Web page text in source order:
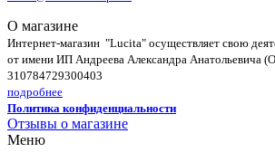
О магазине
Интернет-магазин "Lucita" осуществляет свою
от имени ИП Андреева Александра Анатольевича
310784729300403
подробнее
Политика конфиденциальности
Отзывы о магазине
Меню